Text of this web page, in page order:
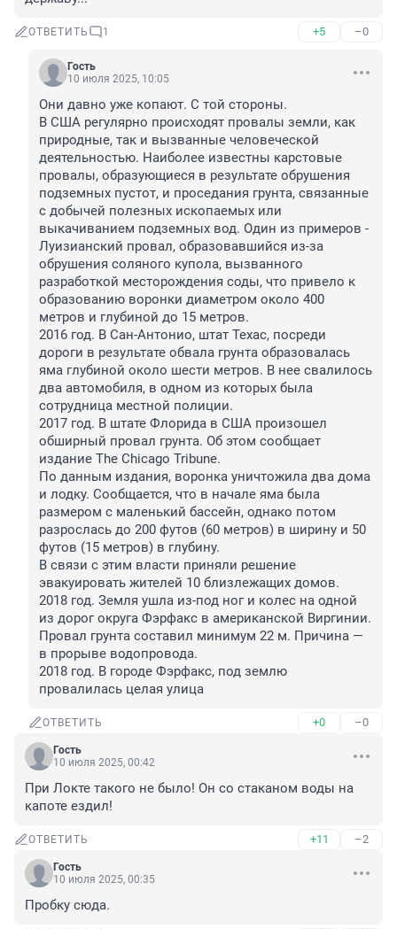
ОТВЕТИТЬ 1 +5 –0
Гость
10 июля 2025, 10:05
Они давно уже копают. С той стороны.
В США регулярно происходят провалы земли, как
природные, так и вызванные человеческой
деятельностью. Наиболее известны карстовые
провалы, образующиеся в результате обрушения
подземных пустот, и проседания грунта, связанные
с добычей полезных ископаемых или
выкачиванием подземных вод. Один из примеров -
Луизианский провал, образовавшийся из-за
обрушения соляного купола, вызванного
разработкой месторождения соды, что привело к
образованию воронки диаметром около 400
метров и глубиной до 15 метров.
2016 год. В Сан-Антонио, штат Техас, посреди
дороги в результате обвала грунта образовалась
яма глубиной около шести метров. В нее свалилось
два автомобиля, в одном из которых была
сотрудница местной полиции.
2017 год. В штате Флорида в США произошел
обширный провал грунта. Об этом сообщает
издание The Chicago Tribune.
По данным издания, воронка уничтожила два дома
и лодку. Сообщается, что в начале яма была
размером с маленький бассейн, однако потом
разрослась до 200 футов (60 метров) в ширину и 50
футов (15 метров) в глубину.
В связи с этим власти приняли решение
эвакуировать жителей 10 близлежащих домов.
2018 год. Земля ушла из-под ног и колес на одной
из дорог округа Фэрфакс в американской Виргинии.
Провал грунта составил минимум 22 м. Причина —
в прорыве водопровода.
2018 год. В городе Фэрфакс, под землю
провалилась целая улица
ОТВЕТИТЬ +0 –0
Гость
10 июля 2025, 00:42
При Локте такого не было! Он со стаканом воды на
капоте ездил!
ОТВЕТИТЬ +11 –2
Гость
10 июля 2025, 00:35
Пробку сюда.